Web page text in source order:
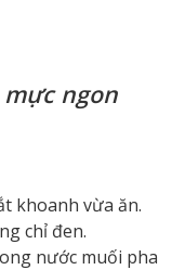
mực ngon
khoanh vừa ăn.
chỉ đen.
nước muối pha